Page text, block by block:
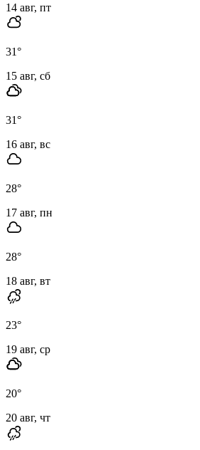
14 авг, пт
31°
15 авг, сб
31°
16 авг, вс
28°
17 авг, пн
28°
18 авг, вт
23°
19 авг, ср
20°
20 авг, чт